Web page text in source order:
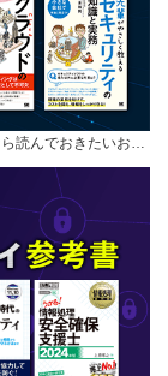
ら読んでおきたいお…